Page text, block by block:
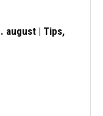
august | Tips,